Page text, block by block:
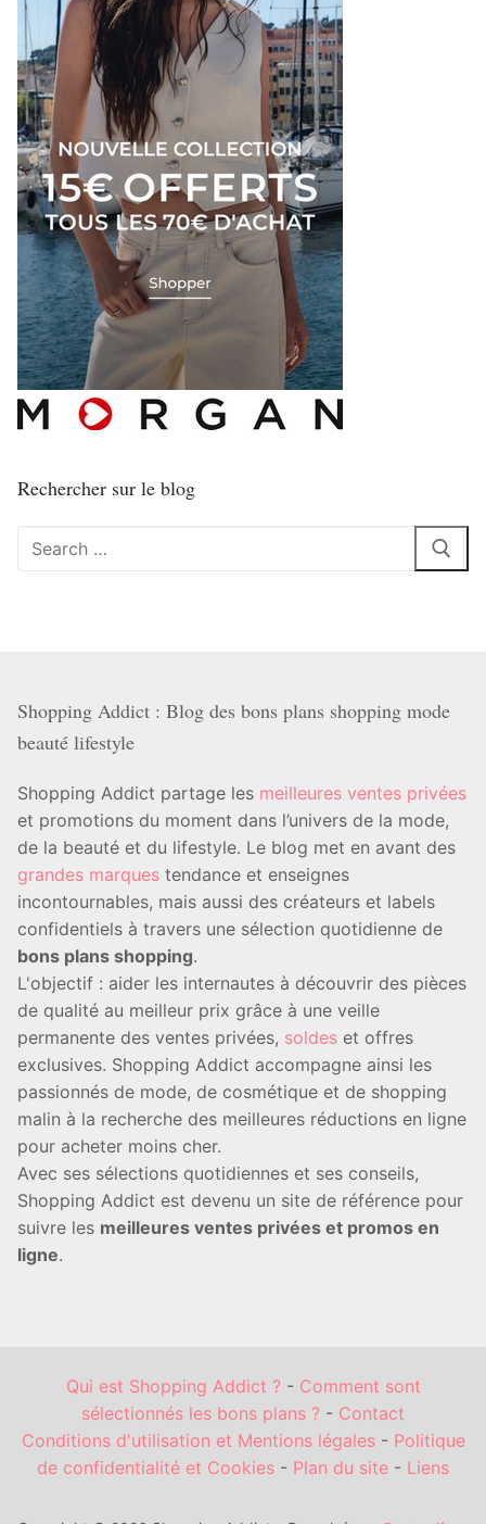
Rechercher sur le blog
Rechercher
Shopping Addict : Blog des bons plans shopping mode
beauté lifestyle
Shopping Addict partage les meilleures ventes privées
et promotions du moment dans l’univers de la mode,
de la beauté et du lifestyle. Le blog met en avant des
grandes marques tendance et enseignes
incontournables, mais aussi des créateurs et labels
confidentiels à travers une sélection quotidienne de
bons plans shopping.
L'objectif : aider les internautes à découvrir des pièces
de qualité au meilleur prix grâce à une veille
permanente des ventes privées, soldes et offres
exclusives. Shopping Addict accompagne ainsi les
passionnés de mode, de cosmétique et de shopping
malin à la recherche des meilleures réductions en ligne
pour acheter moins cher.
Avec ses sélections quotidiennes et ses conseils,
Shopping Addict est devenu un site de référence pour
suivre les meilleures ventes privées et promos en
ligne.
Qui est Shopping Addict ?- Comment sont
sélectionnés les bons plans ? - Contact
Conditions d'utilisation et Mentions légales- Politique
de confidentialité et Cookies - Plan du site - Liens